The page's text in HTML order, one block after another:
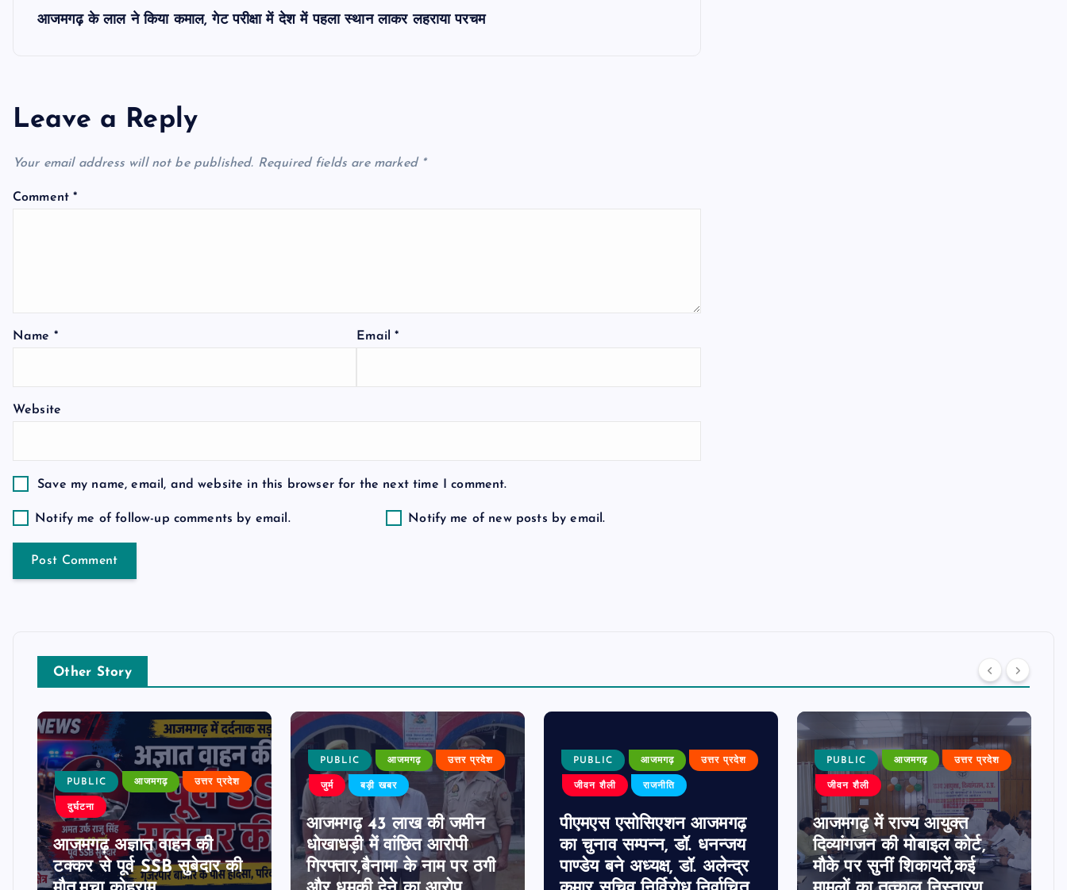
n
a
v
a
i
o
n
आजमगढ़ के लाल ने किया कमाल, गेट परीक्षा में देश में पहला स्थान लाकर लहराया परचम
Leave a Reply
Your email address will not be published. Required fields are marked *
Comment*
Name * Email*
Website
Save my name, email, and website in this browser for the next time I comment.
Notify me of follow-up comments by email. Notify me of new posts by email.
Other Story
PUBLIC आजमगढ़ उत्तर प्रदेश
दुर्घटना
आजमगढ़ अज्ञात वाहन की
टक्कर से पूर्व SSB सुबेदार की
PUBLIC आजमगढ़ उत्तर प्रदेश
जुर्म बड़ी खबर
आजमगढ़ 43 लाख की जमीन
धोखाधड़ी में वांछित आरोपी
गिरफ्तार,बैनामा के नाम पर ठगी
PUBLIC आजमगढ़ उत्तर प्रदेश
जीवन शैली राजनीति
पीएमएस एसोसिएशन आजमगढ़
का चुनाव सम्पन्न, डॉ. धनन्जय
पाण्डेय बने अध्यक्ष, डॉ. अलेन्द्र
PUBLIC आजमगढ़ उत्तर प्रदेश
जीवन शैली
आजमगढ़ में राज्य आयुक्त
दिव्यांगजन की मोबाइल कोर्ट,
मौके पर सुनीं शिकायतें,कई